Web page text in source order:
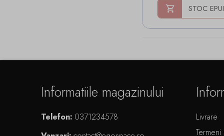
STOC
Informatiile magazinului
Telefon: 0371234578
Livrare